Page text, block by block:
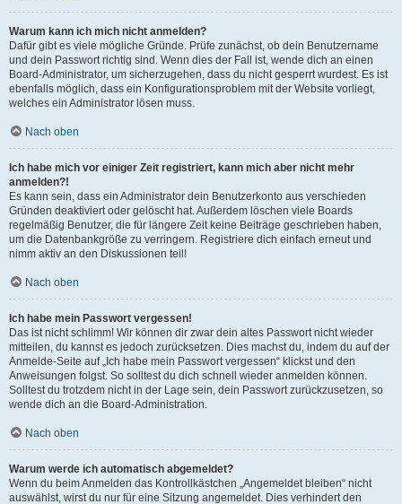
Warum kann ich mich nicht anmelden?
Dafür gibt es viele mögliche Gründe. Prüfe zunächst, ob dein Benutzername
und dein Passwort richtig sind. Wenn dies der Fall ist, wende dich an einen
Board-Administrator, um sicherzugehen, dass du nicht gesperrt wurdest. Es ist
ebenfalls möglich, dass ein Konfigurationsproblem mit der Website vorliegt,
welches ein Administrator lösen muss.
Nach oben
Ich habe mich vor einiger Zeit registriert, kann mich aber nicht mehr
anmelden?!
Es kann sein, dass ein Administrator dein Benutzerkonto aus verschieden
Gründen deaktiviert oder gelöscht hat. Außerdem löschen viele Boards
regelmäßig Benutzer, die für längere Zeit keine Beiträge geschrieben haben,
um die Datenbankgröße zu verringern. Registriere dich einfach erneut und
nimm aktiv an den Diskussionen teil!
Nach oben
Ich habe mein Passwort vergessen!
Das ist nicht schlimm! Wir können dir zwar dein altes Passwort nicht wieder
mitteilen, du kannst es jedoch zurücksetzen. Dies machst du, indem du auf der
Anmelde-Seite auf „Ich habe mein Passwort vergessen“ klickst und den
Anweisungen folgst. So solltest du dich schnell wieder anmelden können.
Solltest du trotzdem nicht in der Lage sein, dein Passwort zurückzusetzen, so
wende dich an die Board-Administration.
Nach oben
Warum werde ich automatisch abgemeldet?
Wenn du beim Anmelden das Kontrollkästchen „Angemeldet bleiben“ nicht
auswählst, wirst du nur für eine Sitzung angemeldet. Dies verhindert den